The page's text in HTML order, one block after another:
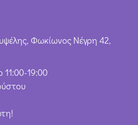
Φωκίωνος Νέγρη 42,
11:00-19:00